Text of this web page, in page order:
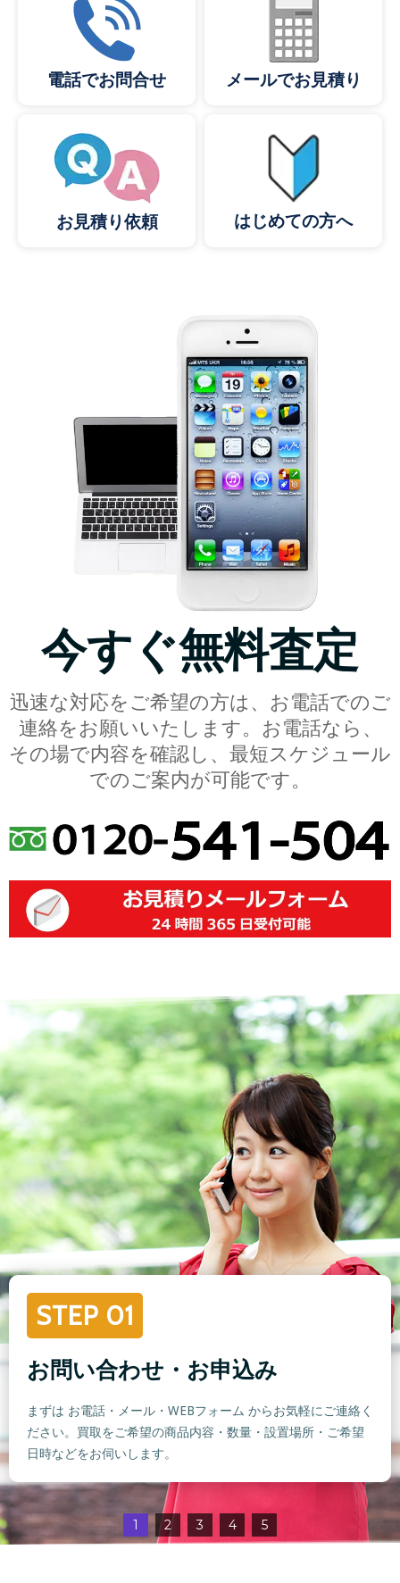
電話でお問合せ メールでお見積り
お見積り依頼 はじめての方へ
今すぐ無料査定
迅速な対応をご希望の方は、お電話でのご
連絡をお願いいたします。お電話なら、
その場で内容を確認し、最短スケジュール
でのご案内が可能です。
STEP 01
お問い合わせ・お申込み
まずは お電話・メール・WEBフォーム からお気軽にご連絡く
ださい。買取をご希望の商品内容・数量・設置場所・ご希望
日時などをお伺いします。
1 2 3 4 5